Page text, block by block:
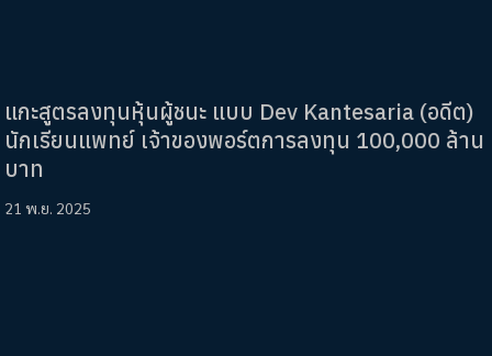
แกะสูตรลงทุนหุ้นผู้ชนะ แบบ Dev Kantesaria (อดีต)
นักเรียนแพทย์ เจ้าของพอร์ตการลงทุน 100,000 ล้าน
บาท
21 พ.ย. 2025